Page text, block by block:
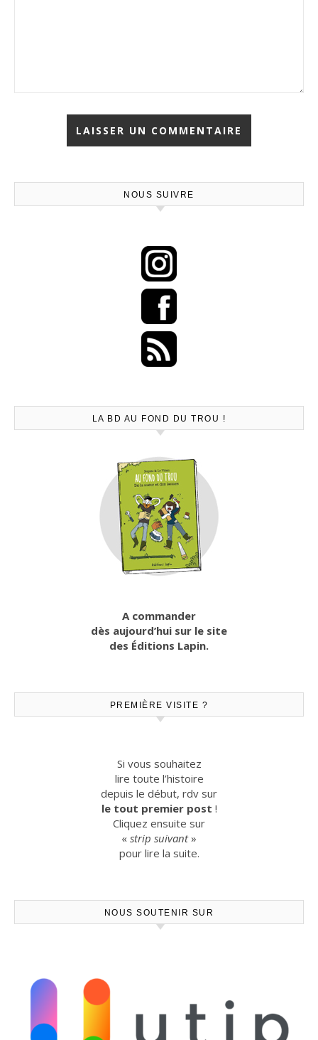
NOUS SUIVRE
LA BD AU FOND DU TROU !
A commander
dès aujourd’hui sur le site
des Éditions Lapin.
PREMIÈRE VISITE ?
Si vous souhaitez
lire toute l’histoire
depuis le début, rdv sur
le tout premier post !
Cliquez ensuite sur
« strip suivant»
pour lire la suite.
NOUS SOUTENIR SUR